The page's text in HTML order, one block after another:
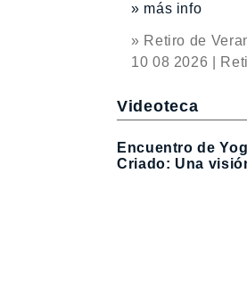
» más info
» Retiro de
10 08 2026 |
Videoteca
Encuentro de
Criado: Una